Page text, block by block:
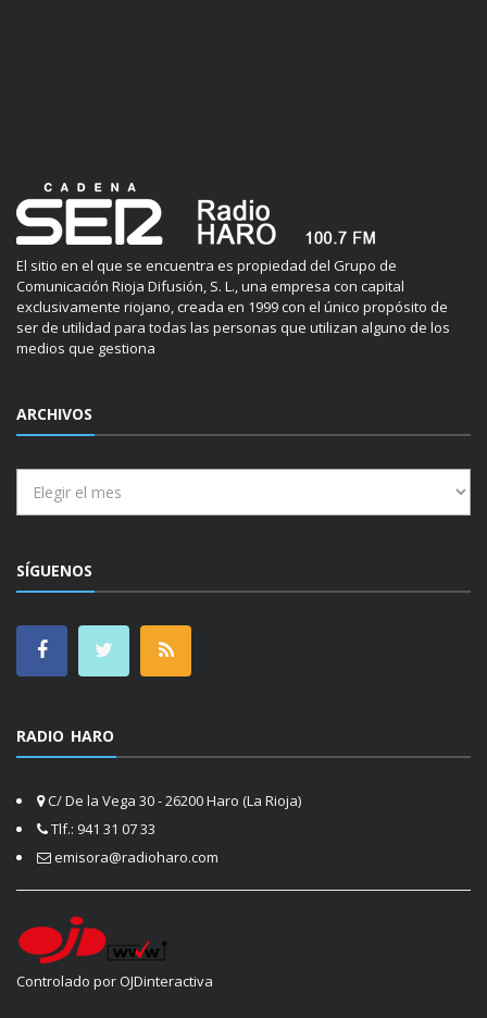
El sitio en el que se encuentra es propiedad del Grupo de
Comunicación Rioja Difusión, S. L., una empresa con capital
exclusivamente riojano, creada en 1999 con el único propósito de
ser de utilidad para todas las personas que utilizan alguno de los
ARCHIVOS
Archivos
SÍGUENOS
RADIO HARO
C/ De la Vega 30 - 26200 Haro (La Rioja)
Tlf.: 941 31 07 33